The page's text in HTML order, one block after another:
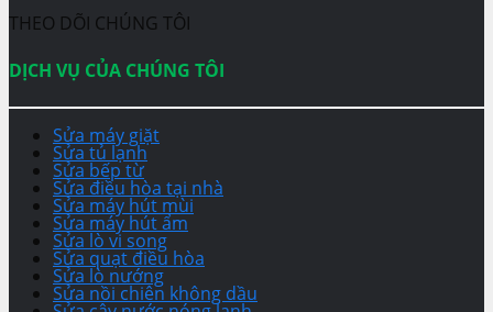
THEO DÕI CHÚNG TÔI
DỊCH VỤ CỦA CHÚNG TÔI
Sửa máy giặt
Sửa tủ lạnh
Sửa bếp từ
Sửa điều hòa tại nhà
Sửa máy hút mùi
Sửa máy hút ẩm
Sửa lò vi song
Sửa quạt điều hòa
Sửa lò nướng
Sửa nồi chiên không dầu